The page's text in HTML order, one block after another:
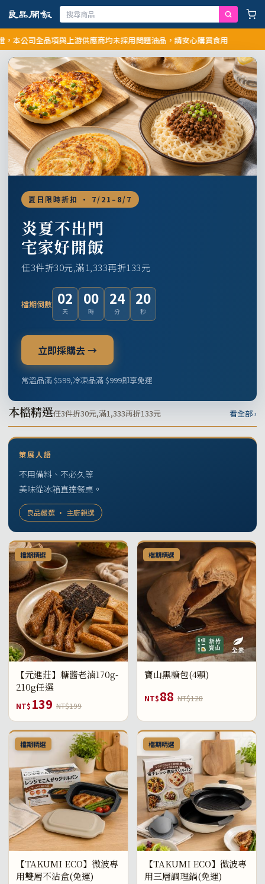
司全品項與上游供應商均未採用問題油品，請安心購買食用
夏日限時折扣 · 7/21–8/7
炎夏不出門
宅家好開飯
任3件折30元,滿1,333再折133元
檔期倒數 02
天
00
時
24
分
19
秒
立即採購去 →
常溫品滿 $599,冷凍品滿 $999即享免運
本檔精選任3件折30元,滿1,333再折133元 看全部 ›
策展人語
不用備料、不必久等
美味從冰箱直達餐桌。
良品嚴選 · 主廚親選
檔期精選
【元進莊】糖醬老滷170g-
210g任選
NT$ 139 NT$199
檔期精選
寶山黑糖包(4顆)
NT$88 NT$128
檔期精選
【TAKUMI ECO】微波專
用雙層不沾盒(免運)
檔期精選
【TAKUMI ECO】微波專
用三層調理鍋(免運)